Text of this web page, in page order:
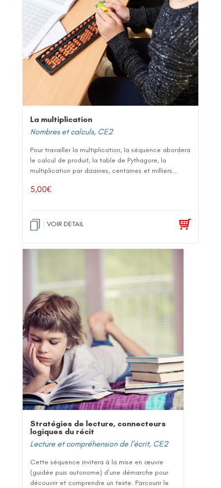
La multiplication
Nombres et calculs, CE2
Pour travailler la multiplication, la séquence abordera
le calcul de produit, la table de Pythagore, la
multiplication par dizaines, centaines et milliers...
5,00€
VOIR DETAIL
Stratégies de lecture, connecteurs
logiques du récit
Lecture et compréhension de l'écrit, CE2
Cette séquence invitera à la mise en œuvre
(guidée puis autonome) d’une démarche pour
découvrir et comprendre un texte. Parcourir le